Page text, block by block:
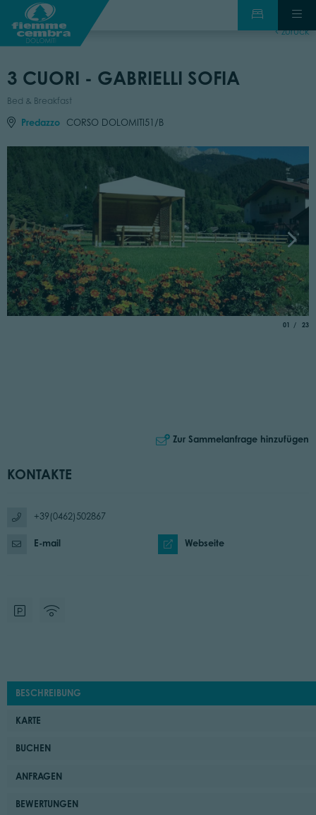
zurück
3 CUORI - GABRIELLI SOFIA
Bed & Breakfast
Predazzo CORSO DOLOMITI51/B
01 von
23
Zur Sammelanfrage hinzufügen
KONTAKTE
+39(0462)502867
E-mail Webseite
BESCHREIBUNG
KARTE
BUCHEN
ANFRAGEN
BEWERTUNGEN